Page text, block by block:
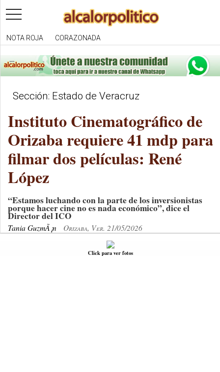
toggle
navigation
NOTA ROJA CORAZONADA
Sección: Estado de Veracruz
Instituto Cinematográfico de
Orizaba requiere 41 mdp para
filmar dos películas: René
López
“Estamos luchando con la parte de los inversionistas
porque hacer cine no es nada económico”, dice el
Director del ICO
Tania GuzmÃ¡n Orizaba, Ver. 21/05/2026
Click para ver fotos